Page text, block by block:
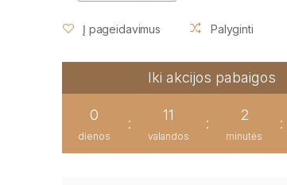
Į pageidavimus Palyginti
Iki akcijos pabaigos
0
dienos
:
11
valandos
:
2
minutės
: